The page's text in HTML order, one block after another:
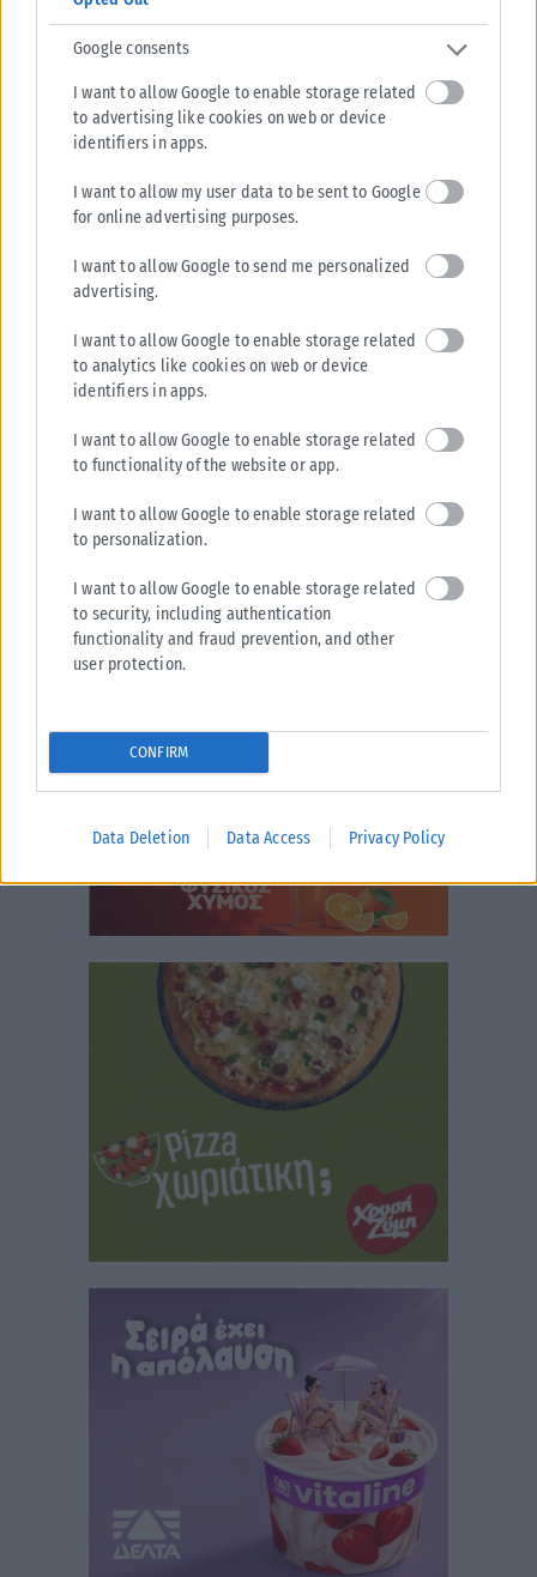
Google consents
I want to allow Google to enable storage related
to advertising like cookies on web or device
identifiers in apps.
I want to allow my user data to be sent to Google
for online advertising purposes.
I want to allow Google to send me personalized
advertising.
I want to allow Google to enable storage related
to analytics like cookies on web or device
identifiers in apps.
I want to allow Google to enable storage related
to functionality of the website or app.
I want to allow Google to enable storage related
to personalization.
I want to allow Google to enable storage related
to security, including authentication
functionality and fraud prevention, and other
user protection.
CONFIRM
Data Deletion Data Access Privacy Policy
Υπουργείο Κλιματικής Κρίσης: Ενέργειες για την κρατική
αρωγή προς τους πυρόπληκτους
Σε εξέλιξη βρίσκονται οι διαδικασίες κρατικής αρωγής για τις περιοχές
ΑΝΑΡΤΉΘΗΚΕ ΑΠΌKARFITSANEWS 02/08/2026